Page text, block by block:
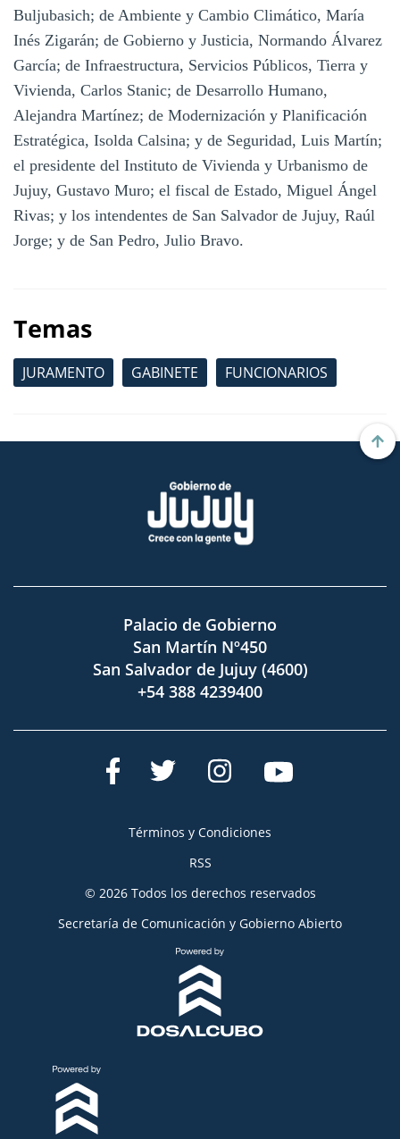
Buljubasich; de Ambiente y Cambio Climático, María
Inés Zigarán; de Gobierno y Justicia, Normando Álvarez
García; de Infraestructura, Servicios Públicos, Tierra y
Vivienda, Carlos Stanic; de Desarrollo Humano,
Alejandra Martínez; de Modernización y Planificación
Estratégica, Isolda Calsina; y de Seguridad, Luis Martín;
el presidente del Instituto de Vivienda y Urbanismo de
Jujuy, Gustavo Muro; el fiscal de Estado, Miguel Ángel
Rivas; y los intendentes de San Salvador de Jujuy, Raúl
Jorge; y de San Pedro, Julio Bravo.
Temas
JURAMENTO GABINETE FUNCIONARIOS
Palacio de Gobierno
San Martín Nº450
San Salvador de Jujuy (4600)
+54 388 4239400
Términos y Condiciones
RSS
© 2026 Todos los derechos reservados
Secretaría de Comunicación y Gobierno Abierto